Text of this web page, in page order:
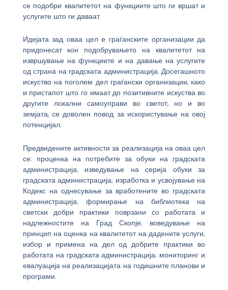
се подобри квалитетот на функциите што ги вршат и
услугите што ги даваат
Идејата зад оваа цел е граѓанските организации да
придонесат кон подобрувањето на квалитетот на
извршување на функциите и на давање на услугите
од страна на градската администрација. Досегашното
искуство на поголем дел граѓански организации, како
и пристапот што го имаат до позитивните искуства во
другите локални самоуправи во светот, но и во
земјата, се доволен повод за искористување на овој
потенцијал.
Предвидените активности за реализација на оваа цел
се: проценка на потребите за обуки на градската
администрација; изведување на серија обуки за
градската администрација; изработка и усвојување на
Кодекс на однесување за вработените во градската
администрација; формирање на библиотека на
светски добри практики поврзани со работата и
надлежностите на Град Скопје; воведување на
принцип на оценка на квалитетот на дадените услуги;
избор и примена на дел од добрите практики во
работата на градската администрација; мониторинг и
евалуација на реализацијата на годишните планови и
програми.